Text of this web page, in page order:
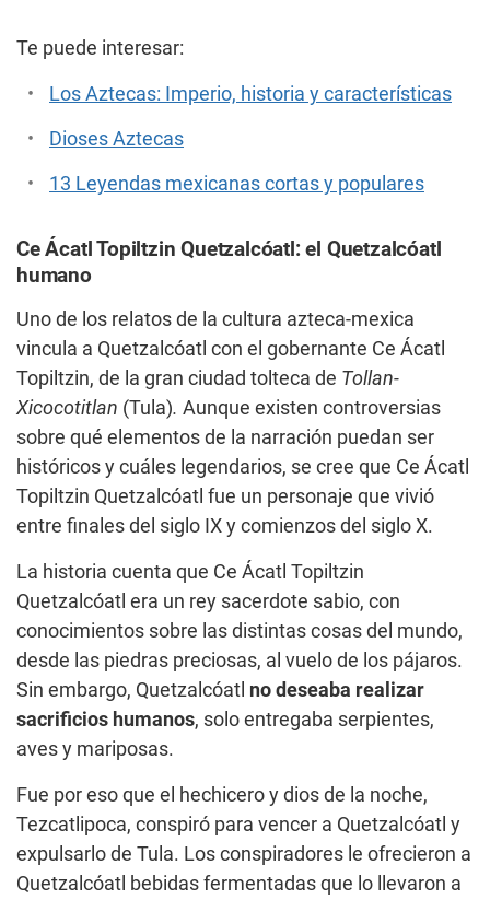
Te puede interesar:
Los Aztecas: Imperio, historia y características
Dioses Aztecas
13 Leyendas mexicanas cortas y populares
Ce Ácatl Topiltzin Quetzalcóatl: el Quetzalcóatl
humano
Uno de los relatos de la cultura azteca-mexica
vincula a Quetzalcóatl con el gobernante Ce Ácatl
Topiltzin, de la gran ciudad tolteca de Tollan-
Xicocotitlan (Tula). Aunque existen controversias
sobre qué elementos de la narración puedan ser
históricos y cuáles legendarios, se cree que Ce Ácatl
Topiltzin Quetzalcóatl fue un personaje que vivió
entre finales del siglo IX y comienzos del siglo X.
La historia cuenta que Ce Ácatl Topiltzin
Quetzalcóatl era un rey sacerdote sabio, con
conocimientos sobre las distintas cosas del mundo,
desde las piedras preciosas, al vuelo de los pájaros.
Sin embargo, Quetzalcóatl no deseaba realizar
sacrificios humanos, solo entregaba serpientes,
aves y mariposas.
Fue por eso que el hechicero y dios de la noche,
Tezcatlipoca, conspiró para vencer a Quetzalcóatl y
expulsarlo de Tula. Los conspiradores le ofrecieron a
Quetzalcóatl bebidas fermentadas que lo llevaron a